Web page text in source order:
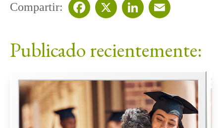
Compartir:
Publicado recientemente: